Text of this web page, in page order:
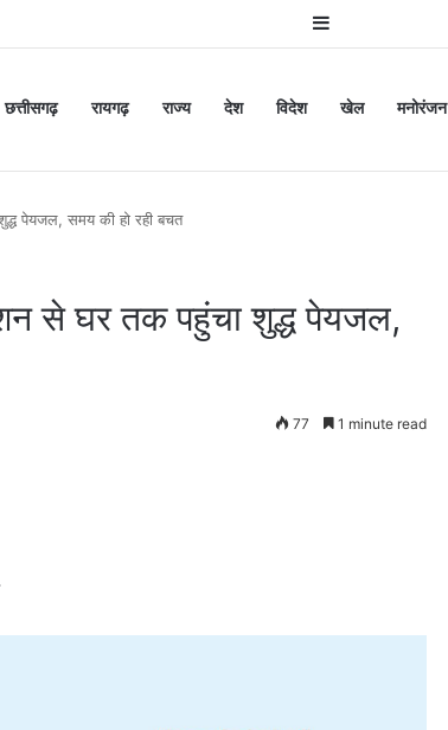
Sidebar
छत्तीसगढ़ रायगढ़ राज्य देश विदेश खेल मनोरंजन
पेयजल, समय की हो रही बचत
से घर तक पहुंचा शुद्ध पेयजल,
77 1 minute read